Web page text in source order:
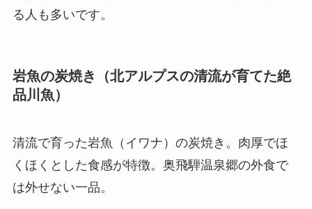
る人も多いです。
岩魚の炭焼き（北アルプスの清流が育てた絶
品川魚）
清流で育った岩魚（イワナ）の炭焼き。肉厚でほ
くほくとした食感が特徴。奥飛騨温泉郷の外食で
は外せない一品。